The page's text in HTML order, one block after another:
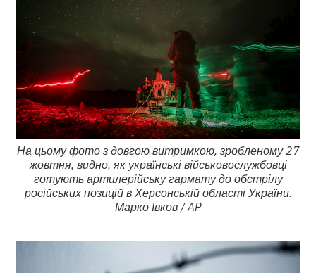
На цьому фото з довгою витримкою, зробленому 27
жовтня, видно, як українські військовослужбовці
готують артилерійську гармату до обстрілу
російських позицій в Херсонській області України.
Марко Івков / AP